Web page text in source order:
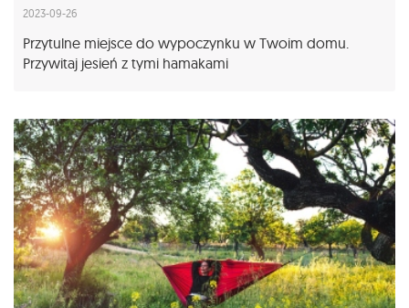
2023-09-26
Przytulne miejsce do wypoczynku w Twoim domu.
Przywitaj jesień z tymi hamakami